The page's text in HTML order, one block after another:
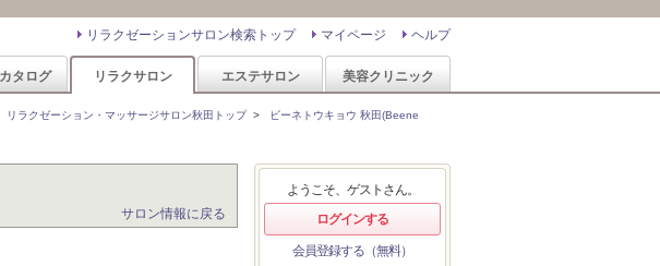
ヘルプ
マイページ
リラクゼーションサロン検索トップ
タログ リラクサロン エステサロン 美容クリニック
リラクゼーション・マッサージサロン秋田トップ> ビーネトウキョウ 秋田(Beene
サロン情報に戻る
ようこそ、ゲストさん。
ログインする
会員登録する（無料）